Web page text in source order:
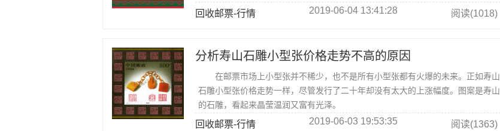
回收邮票-行情 2019-06-04 13:41:28 阅读(1018)
分析寿山石雕小型张价格走势不高的原因
在邮票市场上小型张并不稀少，也不是所有小型张都有火爆的未来。正如寿山
石雕小型张价格走势一样，尽管发行了二十年却没有太大的上涨幅度。图案是寿山
的石雕，看起来晶莹温润又富有光泽。
回收邮票-行情 2019-06-03 19:53:35 阅读(1363)